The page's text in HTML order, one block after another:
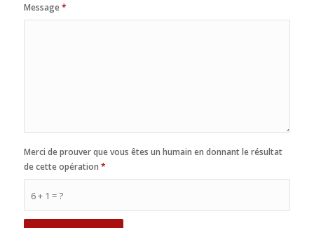
Message*
6 + 1 = ?
Merci de prouver que vous êtes un humain en donnant le résultat
de cette opération *